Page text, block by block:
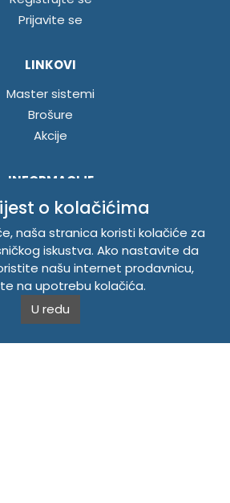
Prijavite se
LINKOVI
Master sistemi
Brošure
Akcije
INFORMACIJE
o kolačićima
Uslovi korištenja
privatnosti
DOO BRATUNAC
o kolačićima
naša stranica koristi kolačiće za
iskustva. Ako nastavite da
našu internet prodavnicu,
na upotrebu kolačića.
U redu